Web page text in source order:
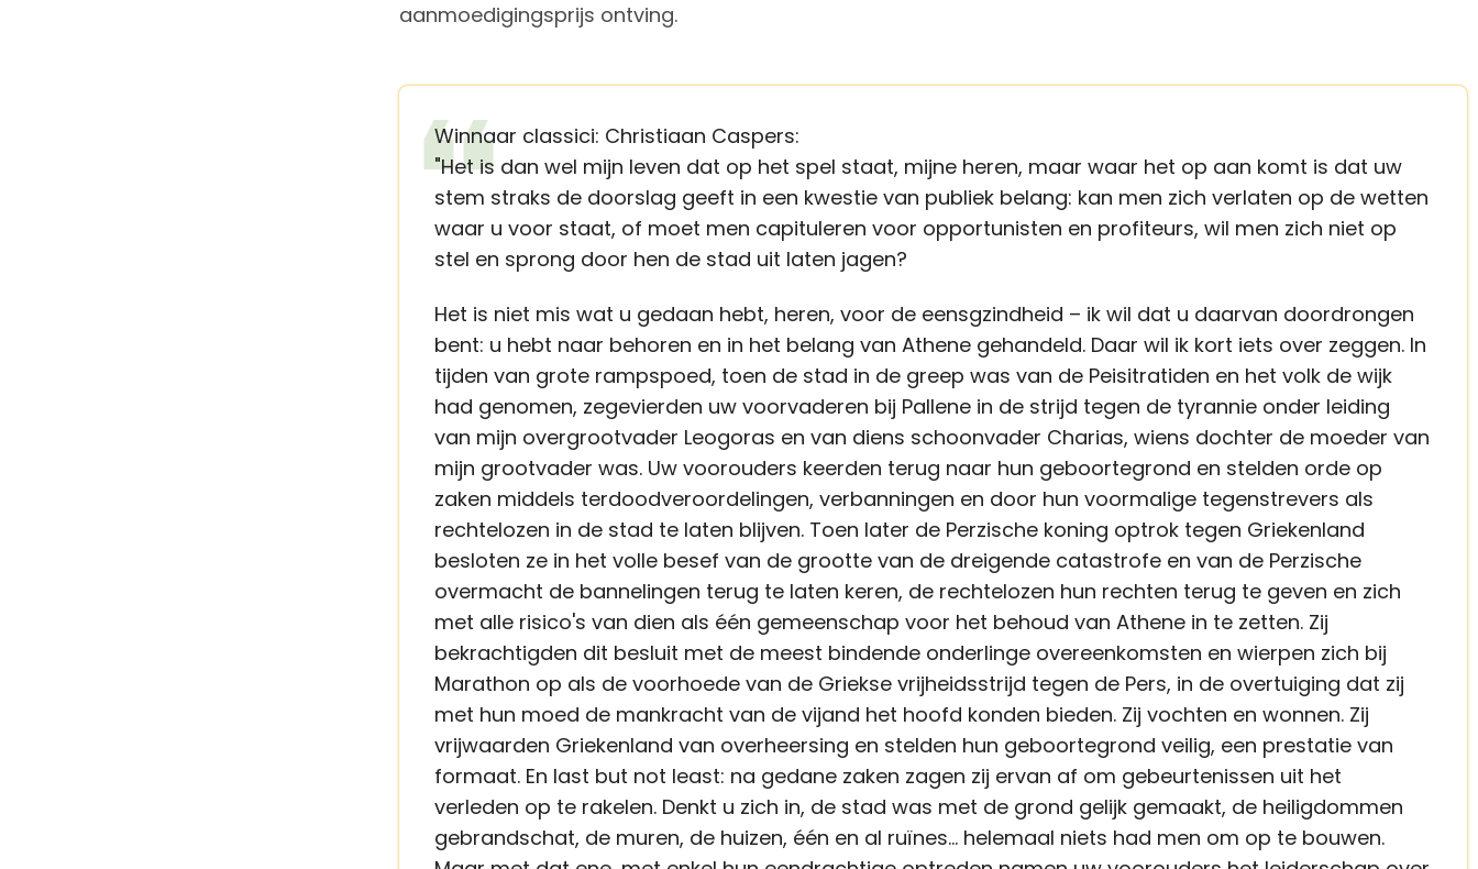
aanmoedigingsprijs ontving.
Winnaar classici: Christiaan Caspers:
"Het is dan wel mijn leven dat op het spel staat, mijne heren, maar waar het op aan komt is dat uw
stem straks de doorslag geeft in een kwestie van publiek belang: kan men zich verlaten op de wetten
waar u voor staat, of moet men capituleren voor opportunisten en profiteurs, wil men zich niet op
stel en sprong door hen de stad uit laten jagen?
Het is niet mis wat u gedaan hebt, heren, voor de eensgzindheid – ik wil dat u daarvan doordrongen
bent: u hebt naar behoren en in het belang van Athene gehandeld. Daar wil ik kort iets over zeggen. In
tijden van grote rampspoed, toen de stad in de greep was van de Peisitratiden en het volk de wijk
had genomen, zegevierden uw voorvaderen bij Pallene in de strijd tegen de tyrannie onder leiding
van mijn overgrootvader Leogoras en van diens schoonvader Charias, wiens dochter de moeder van
mijn grootvader was. Uw voorouders keerden terug naar hun geboortegrond en stelden orde op
zaken middels terdoodveroordelingen, verbanningen en door hun voormalige tegenstrevers als
rechtelozen in de stad te laten blijven. Toen later de Perzische koning optrok tegen Griekenland
besloten ze in het volle besef van de grootte van de dreigende catastrofe en van de Perzische
overmacht de bannelingen terug te laten keren, de rechtelozen hun rechten terug te geven en zich
met alle risico's van dien als één gemeenschap voor het behoud van Athene in te zetten. Zij
bekrachtigden dit besluit met de meest bindende onderlinge overeenkomsten en wierpen zich bij
Marathon op als de voorhoede van de Griekse vrijheidsstrijd tegen de Pers, in de overtuiging dat zij
met hun moed de mankracht van de vijand het hoofd konden bieden. Zij vochten en wonnen. Zij
vrijwaarden Griekenland van overheersing en stelden hun geboortegrond veilig, een prestatie van
formaat. En last but not least: na gedane zaken zagen zij ervan af om gebeurtenissen uit het
verleden op te rakelen. Denkt u zich in, de stad was met de grond gelijk gemaakt, de heiligdommen
gebrandschat, de muren, de huizen, één en al ruïnes... helemaal niets had men om op te bouwen.